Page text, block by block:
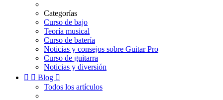
Categorías
Curso de bajo
Teoría musical
Curso de batería
Noticias y consejos sobre Guitar Pro
Curso de guitarra
Noticias y diversión
  Blog 
Todos los artículos